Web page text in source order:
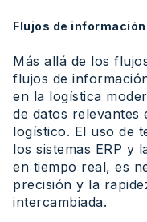
Flujos de información
Más allá de los
flujos de
en la logística
de datos relevantes
logístico. El uso de
los sistemas ERP y
en tiempo real, es
precisión y la
intercambiada.